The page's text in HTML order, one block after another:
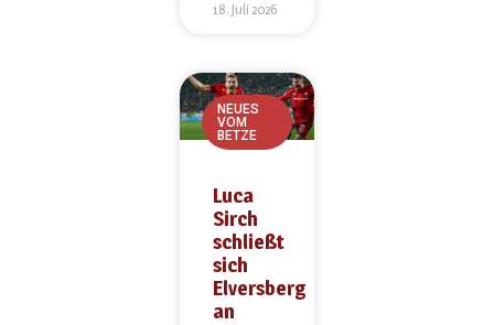
18. Juli 2026
NEUES
VOM
BETZE
Luca
Sirch
schließt
sich
Elversberg
an